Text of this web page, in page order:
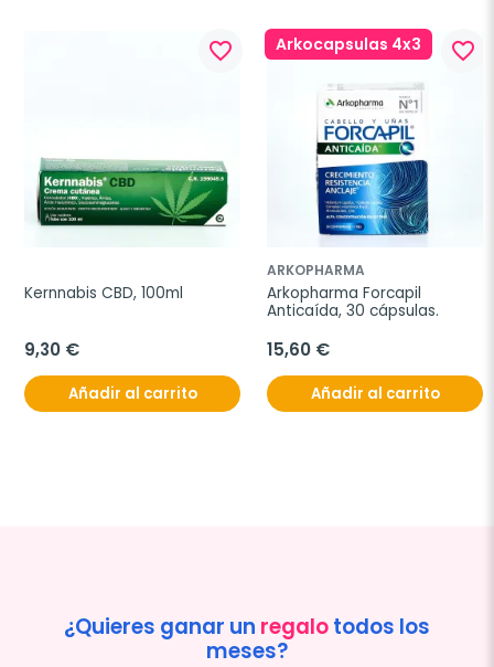
favorite_border
Kernnabis CBD, 100ml
9,30 €
Añadir al carrito
Arkocapsulas 4x3 favorite_border
ARKOPHARMA
Arkopharma Forcapil
Anticaída, 30 cápsulas.
15,60 €
Añadir al carrito
¿Quieres ganar un regalotodos los
meses?